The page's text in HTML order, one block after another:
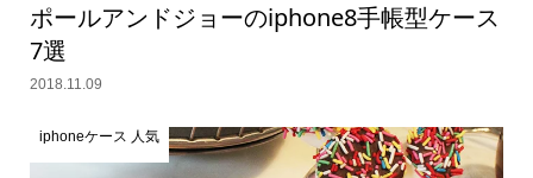
ポールアンドジョーのiphone8手帳型ケース
7選
2018.11.09
iphoneケース 人気